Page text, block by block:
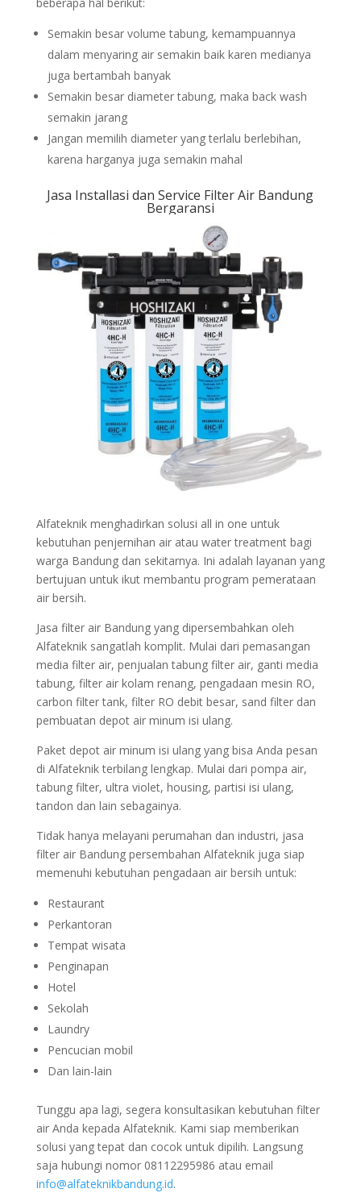
beberapa hal berikut:
Semakin besar volume tabung, kemampuannya
dalam menyaring air semakin baik karen medianya
juga bertambah banyak
Semakin besar diameter tabung, maka back wash
semakin jarang
Jangan memilih diameter yang terlalu berlebihan,
karena harganya juga semakin mahal
Jasa Installasi dan Service Filter Air Bandung
Bergaransi
Alfateknik menghadirkan solusi all in one untuk
kebutuhan penjernihan air atau water treatment bagi
warga Bandung dan sekitarnya. Ini adalah layanan yang
bertujuan untuk ikut membantu program pemerataan
air bersih.
Jasa filter air Bandung yang dipersembahkan oleh
Alfateknik sangatlah komplit. Mulai dari pemasangan
media filter air, penjualan tabung filter air, ganti media
tabung, filter air kolam renang, pengadaan mesin RO,
carbon filter tank, filter RO debit besar, sand filter dan
pembuatan depot air minum isi ulang.
Paket depot air minum isi ulang yang bisa Anda pesan
di Alfateknik terbilang lengkap. Mulai dari pompa air,
tabung filter, ultra violet, housing, partisi isi ulang,
tandon dan lain sebagainya.
Tidak hanya melayani perumahan dan industri, jasa
filter air Bandung persembahan Alfateknik juga siap
memenuhi kebutuhan pengadaan air bersih untuk:
Restaurant
Perkantoran
Tempat wisata
Penginapan
Hotel
Sekolah
Laundry
Pencucian mobil
Dan lain-lain
Tunggu apa lagi, segera konsultasikan kebutuhan filter
air Anda kepada Alfateknik. Kami siap memberikan
solusi yang tepat dan cocok untuk dipilih. Langsung
saja hubungi nomor 08112295986 atau email
info@alfateknikbandung.id.